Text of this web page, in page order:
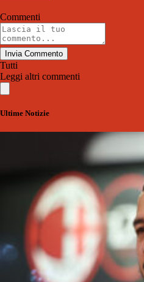
Commenti
Invia Commento
Tutti
Leggi altri commenti
Ultime Notizie